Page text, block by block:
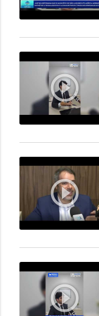
play_circle_outline
play_circle_outline
play_circle_outline